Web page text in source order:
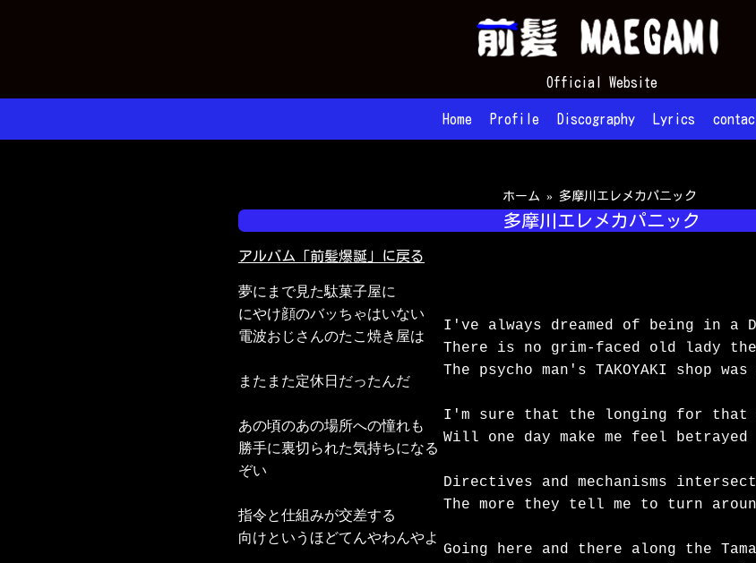
Official Website
Home Profile Discography Lyrics
ホーム » 多摩川エレメカパニック
多摩川エレメカパニック
アルバム「前髪爆誕」に戻る
夢にまで見た駄菓子屋に
にやけ顔のバッちゃはいない
電波おじさんのたこ焼き屋は
またまた定休日だったんだ
あの頃のあの場所への憧れも
勝手に裏切られた気持ちになる
ぞい
指令と仕組みが交差する
向けというほどてんやわんやよ
I've always dreamed of being in a
There is no grim-faced old lady
The psycho man's TAKOYAKI shop
I'm sure that the longing for that
Will one day make me feel betrayed
Directives and mechanisms intersect
The more they tell me to turn
Going here and there along the